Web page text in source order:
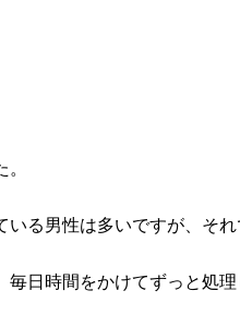
いる男性は多いですが、それ
日時間をかけてずっと処